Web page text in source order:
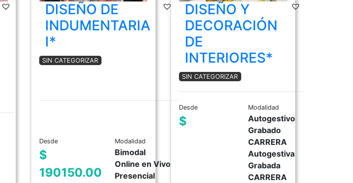
DISEÑO DE
INDUMENTARIA
I*
SIN CATEGORIZAR
Desde
$
190150.00
Modalidad
Bimodal
Online en Vivo
Presencial
DISEÑO Y
DECORACIÓN
DE
INTERIORES*
SIN CATEGORIZAR
Desde
$
Modalidad
Autogestivo
Grabado
CARRERA
Autogestiva
Grabada
CARRERA